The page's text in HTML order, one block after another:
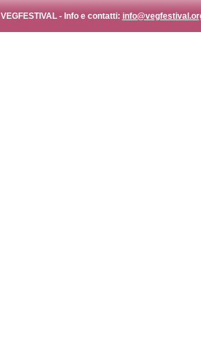
VEGFESTIVAL - Info e contatti: